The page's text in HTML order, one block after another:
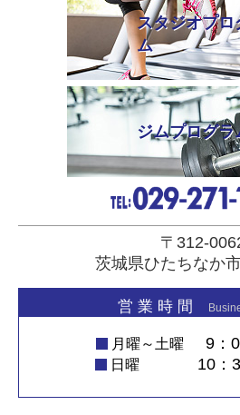
スタジオプロ
ム
ジムプログラ
〒312-
茨城県ひたちなか
営 業 時 間
月曜～土曜 9：
日曜 10：